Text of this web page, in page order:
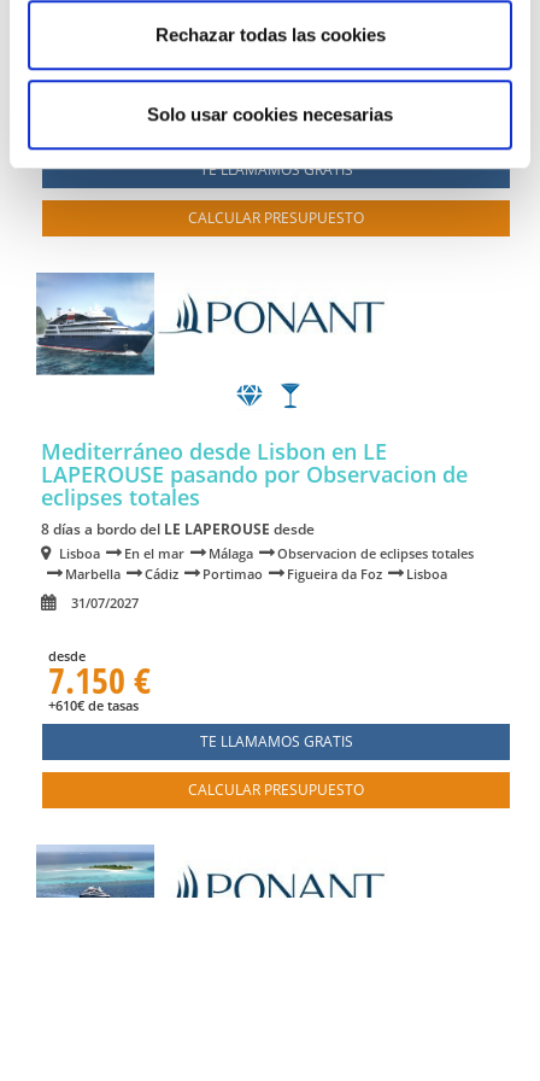
Rechazar todas las cookies
Solo usar cookies necesarias
desde3.810 €
TE LLAMAMOS GRATIS
CALCULAR PRESUPUESTO
Mediterráneo desde Lisbon en LE
LAPEROUSE pasando por Observacion de
eclipses totales
8 días a bordo del LE LAPEROUSE desde
Lisboa En el mar Málaga
Observacion de eclipses totales
Marbella
Cádiz Portimao Figueira da Foz
Lisboa
31/07/2027
desde
7.150 €
+610€ de tasas
TE LLAMAMOS GRATIS
CALCULAR PRESUPUESTO